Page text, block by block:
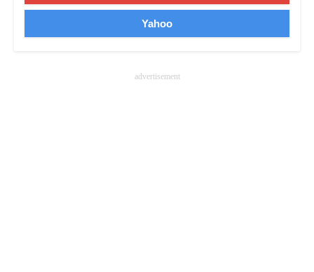
Yahoo
advertisement